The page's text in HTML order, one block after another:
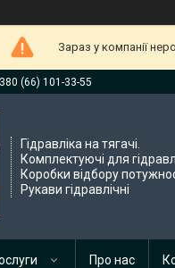
Зараз у компанії
(66) 101-33-55
Гідравліка на тягачі.
Комплектуючі для
Коробки відбору
Рукави гідравлічні
Про нас